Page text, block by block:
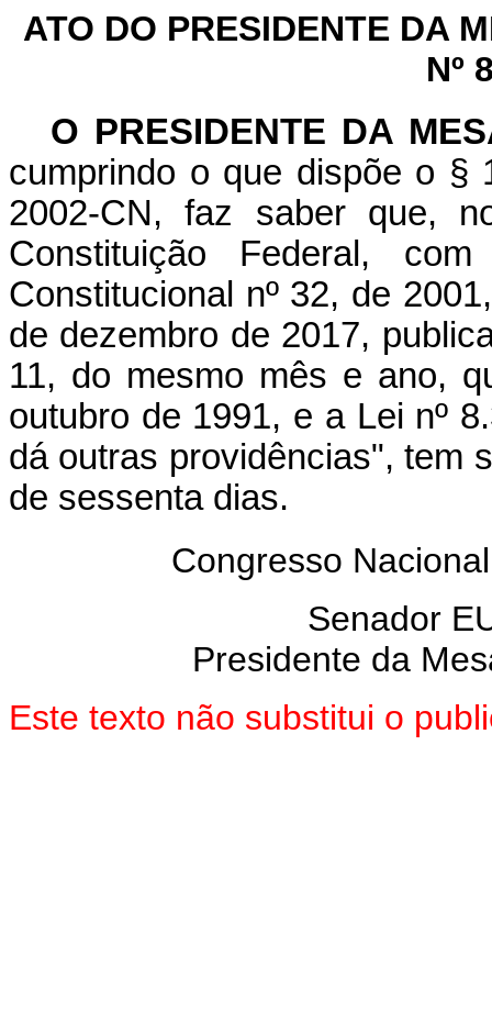
ATO DO PRESIDENTE DA
Nº
O PRESIDENTE DA
cumprindo o que dispõe o §
2002-CN, faz saber que,
Constituição Federal,
Constitucional nº 32, de
de dezembro de 2017,
11, do mesmo mês e ano,
outubro de 1991, e a Lei nº
dá outras providências", tem
de sessenta dias.
Congresso
Senador
Presidente da
Este texto não substitui o